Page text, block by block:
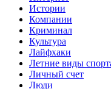
Истории
Компании
Криминал
Культура
Лайфхаки
Летние виды
Личный счет
Люди